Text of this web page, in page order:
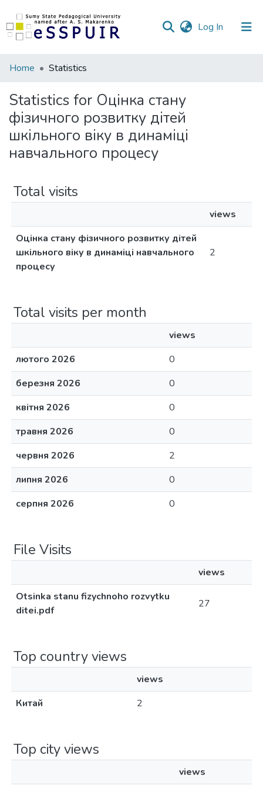
Log In (current)
Communities
Collections
All of DSpace
Home Statistics
Statistics for Оцінка стану
фізичного розвитку дітей
шкільного віку в динаміці
навчального процесу
Total visits
views
Оцінка стану фізичного розвитку дітей
шкільного віку в динаміці навчального
процесу
2
Total visits per month
views
лютого 2026
0
березня 2026
0
квітня 2026
0
травня 2026
0
червня 2026
2
липня 2026
0
серпня 2026
0
File Visits
views
Otsinka stanu fizychnoho rozvytku
ditei.pdf
27
Top country views
views
Китай
2
Top city views
views